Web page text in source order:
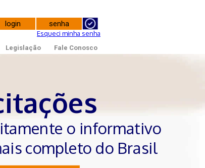
Esqueci minha senha
Legislação Fale Conosco
o informativo
completo do Brasil